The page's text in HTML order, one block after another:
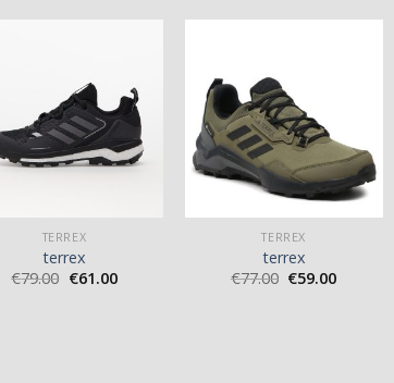
TERREX
terrex
€79.00 €61.00
TERREX
terrex
€77.00 €59.00